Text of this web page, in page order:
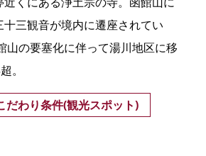
三観音が境内に遷座されてい
山の要塞化に伴って湯川地区に移
。
だわり条件(観光スポット)